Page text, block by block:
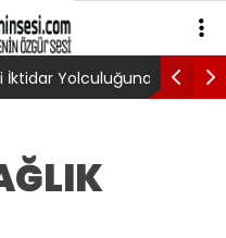
Erdoğan’ın Genel